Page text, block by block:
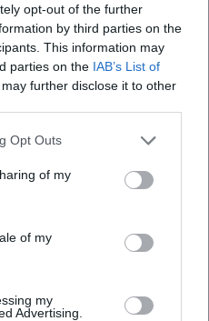
opt-out of the further
by third parties on the
This information may
parties on the IAB’s List of
further disclose it to other
Opt Outs
of my
of my
my
Advertising.
Besuch 2026–2027
Nutze die
und
Terminen
mit
verbinden: Plane
mit Kur- und
stimmiges